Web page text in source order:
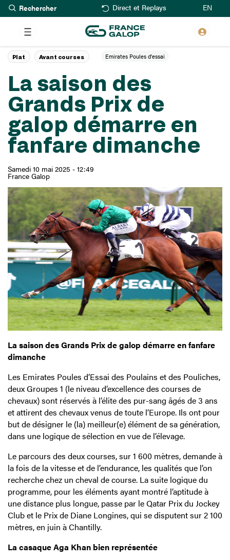
Aller
au
contenu
principal
Rechercher Direct et Replays EN
La saison des
Grands Prix de
galop démarre en
fanfare dimanche
Samedi 10 mai 2025 - 12:49
France Galop
Plat Avant courses Emirates Poules d'essai
La saison des Grands Prix de galop démarre en fanfare
dimanche
Les Emirates Poules d’Essai des Poulains et des Pouliches,
deux Groupes 1 (le niveau d’excellence des courses de
chevaux) sont réservés à l’élite des pur-sang âgés de 3 ans
et attirent des chevaux venus de toute l’Europe. Ils ont pour
but de désigner le (la) meilleur(e) élément de sa génération,
dans une logique de sélection en vue de l’élevage.
Le parcours des deux courses, sur 1 600 mètres, demande à
la fois de la vitesse et de l’endurance, les qualités que l’on
recherche chez un cheval de course. La suite logique du
programme, pour les éléments ayant montré l’aptitude à
une distance plus longue, passe par le Qatar Prix du Jockey
Club et le Prix de Diane Longines, qui se disputent sur 2 100
mètres, en juin à Chantilly.
La casaque Aga Khan bien représentée